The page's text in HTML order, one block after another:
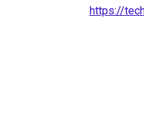
https://